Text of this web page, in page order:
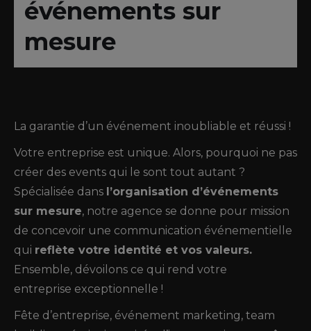
événements sur
mesure
La garantie d’un événement inoubliable et réussi !
Votre entreprise est unique. Alors, pourquoi ne pas
créer des events qui le sont tout autant ?
Spécialisée dans l’organisation d’événements
sur mesure, notre agence se donne pour mission
de concevoir une communication événementielle
qui reflète votre identité et vos valeurs.
Ensemble, dévoilons ce qui rend votre
entreprise exceptionnelle !
Fête d’entreprise, événement marketing, team